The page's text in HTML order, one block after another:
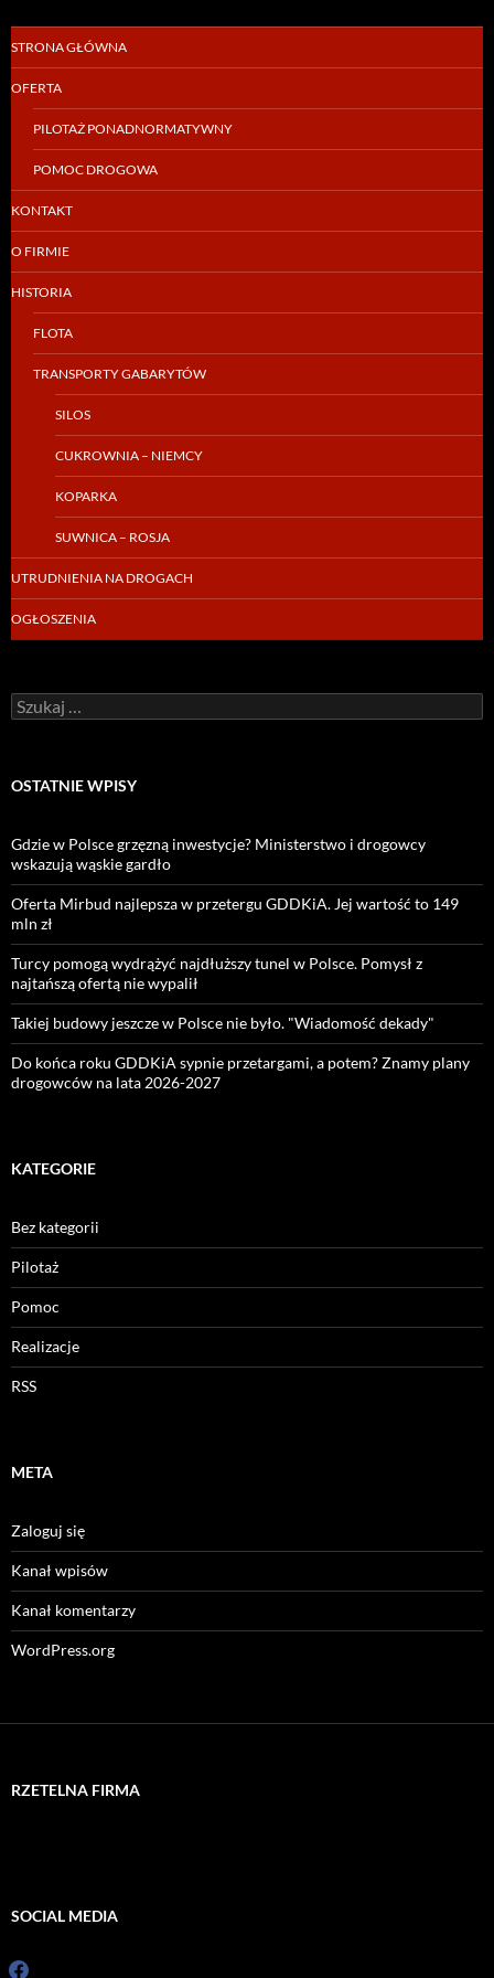
STRONA GŁÓWNA
OFERTA
PILOTAŻ PONADNORMATYWNY
POMOC DROGOWA
KONTAKT
O FIRMIE
HISTORIA
FLOTA
TRANSPORTY GABARYTÓW
SILOS
CUKROWNIA – NIEMCY
KOPARKA
SUWNICA – ROSJA
UTRUDNIENIA NA DROGACH
OGŁOSZENIA
Szukaj:
OSTATNIE WPISY
Gdzie w Polsce grzęzną inwestycje? Ministerstwo i drogowcy
wskazują wąskie gardło
Oferta Mirbud najlepsza w przetergu GDDKiA. Jej wartość to 149
mln zł
Turcy pomogą wydrążyć najdłuższy tunel w Polsce. Pomysł z
najtańszą ofertą nie wypalił
Takiej budowy jeszcze w Polsce nie było. "Wiadomość dekady"
Do końca roku GDDKiA sypnie przetargami, a potem? Znamy plany
drogowców na lata 2026-2027
KATEGORIE
Bez kategorii
Pilotaż
Pomoc
Realizacje
RSS
META
Zaloguj się
Kanał wpisów
Kanał komentarzy
WordPress.org
RZETELNA FIRMA
SOCIAL MEDIA
facebook